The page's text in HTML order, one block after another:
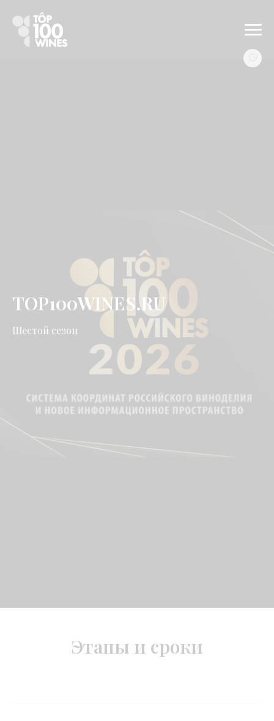
TOP100WINES.RU
Шестой сезон
Этапы и сроки